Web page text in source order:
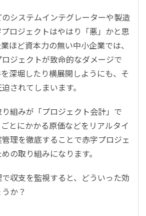
システムインテグレーターや製造
ロジェクトはやはり「悪」かと思
ほど資本力の無い中小企業では、
ジェクトが致命的なダメージで
深堀したり横展開しようにも、そ
されてしまいます。
組みが「プロジェクト会計」で
とにかかる原価などをリアルタイ
理を徹底することで赤字プロジェ
の取り組みになります。
収支を監視すると、どういった効
か？